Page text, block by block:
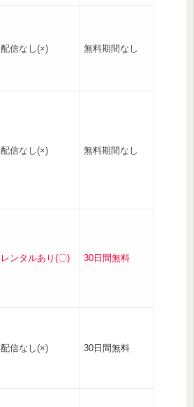
配信なし(×) 無料期間なし
配信なし(×) 無料期間なし
レンタルあり(〇) 30日間無料
配信なし(×) 30日間無料